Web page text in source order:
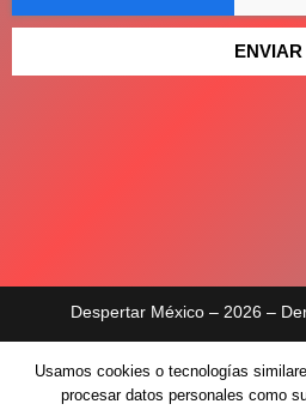
ENVIAR
Despertar México – 2026 –
Aviso de
Políticas de
Usamos cookies o tecnologías
procesar datos personales como